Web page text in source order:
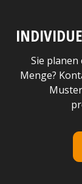
Sie
Menge?